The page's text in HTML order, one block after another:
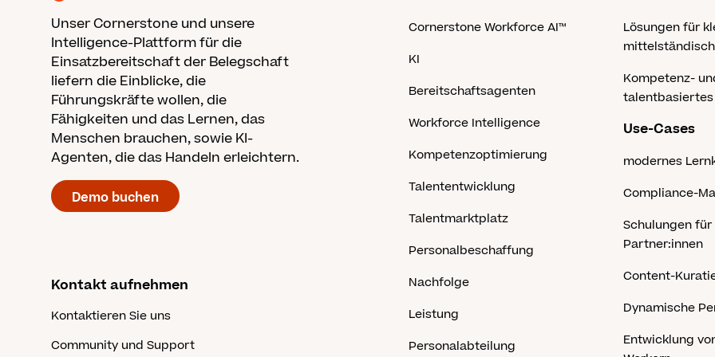
Unser Cornerstone und unsere
Intelligence-Plattform für die
Einsatzbereitschaft der Belegschaft
liefern die Einblicke, die
Führungskräfte wollen, die
Fähigkeiten und das Lernen, das
Menschen brauchen, sowie KI-
Agenten, die das Handeln erleichtern.
Demo buchen
Kontakt aufnehmen
Kontaktieren Sie uns
Community und Support
Cornerstone Workforce AI™
KI
Bereitschaftsagenten
Workforce Intelligence
Kompetenzoptimierung
Talententwicklung
Talentmarktplatz
Personalbeschaffung
Nachfolge
Leistung
Personalabteilung
Lösungen für
Kompetenz-
talentbasiertes
Use-Cases
modernes
Compliance-
Schulungen
Partner:innen
Content-
Dynamische
Entwicklung